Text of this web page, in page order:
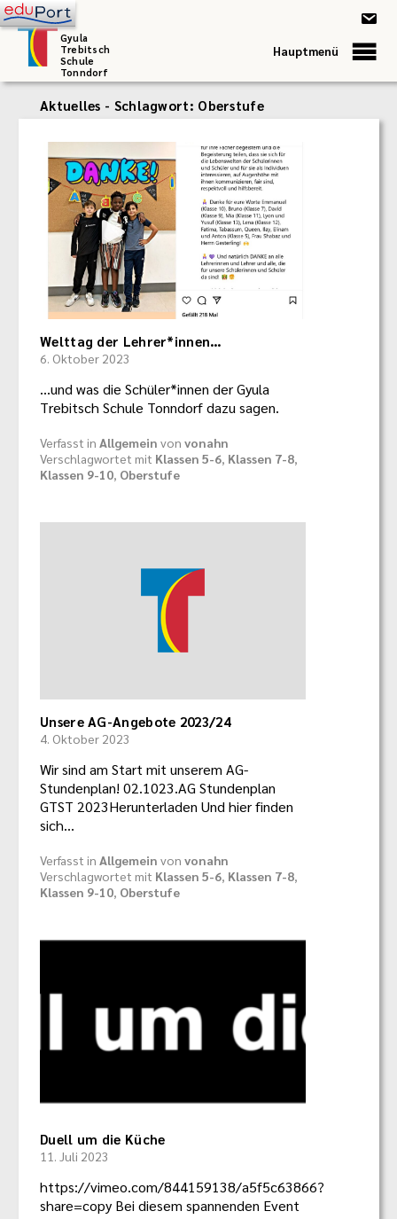
Gyula
Trebitsch
Schule
Tonndorf
Hauptmenü
Aktuelles - Schlagwort: Oberstufe
Welttag der Lehrer*innen…
6. Oktober 2023
...und was die Schüler*innen der Gyula
Trebitsch Schule Tonndorf dazu sagen.
Verfasst in Allgemein von vonahn
Verschlagwortet mit Klassen 5-6, Klassen 7-8,
Klassen 9-10, Oberstufe
Unsere AG-Angebote 2023/24
4. Oktober 2023
Wir sind am Start mit unserem AG-
Stundenplan! 02.1023.AG Stundenplan
GTST 2023Herunterladen Und hier finden
sich…
Verfasst in Allgemein von vonahn
Verschlagwortet mit Klassen 5-6, Klassen 7-8,
Klassen 9-10, Oberstufe
Duell um die Küche
11. Juli 2023
https://vimeo.com/844159138/a5f5c63866?
share=copy Bei diesem spannenden Event